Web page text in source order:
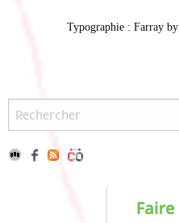
Typographie : Farray by